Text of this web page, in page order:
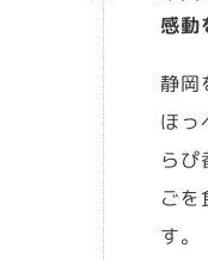
感動
静岡
ほっ
らぴ
ごを
す。